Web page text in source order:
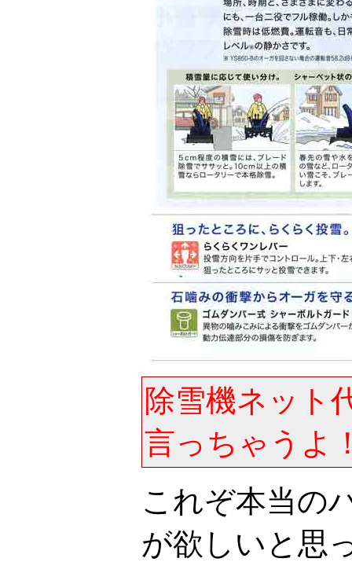
除雪機ネット
言っちゃうよ
これぞ本当の
が欲しいと思